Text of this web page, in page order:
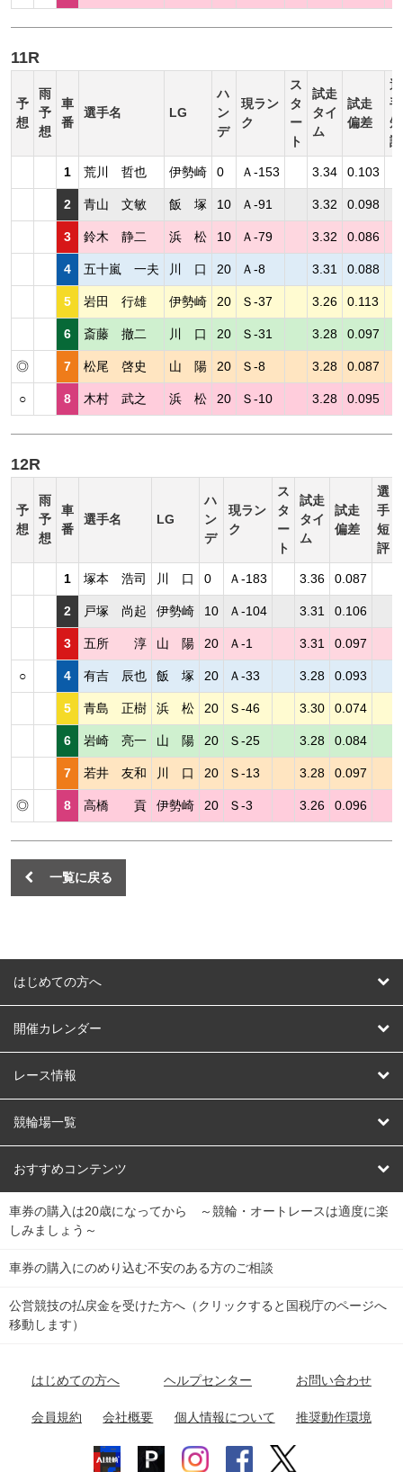
11R
予
想
雨
予
想
車
番
選手名 LG
ハ
ン
デ
現ラン
ク
ス
タ
ー
ト
試走
タイ
ム
試走
偏差
選
手
短
評
1 荒川 哲也 伊勢崎 0 Ａ-153 3.34 0.103
2 青山 文敏 飯 塚 10 Ａ-91 3.32 0.098
3 鈴木 静二 浜 松 10 Ａ-79 3.32 0.086
4 五十嵐 一夫 川 口 20 Ａ-8 3.31 0.088
5 岩田 行雄 伊勢崎 20 Ｓ-37 3.26 0.113
6 斎藤 撤二 川 口 20 Ｓ-31 3.28 0.097
◎ 7 松尾 啓史 山 陽 20 Ｓ-8 3.28 0.087
○ 8 木村 武之 浜 松 20 Ｓ-10 3.28 0.095
12R
予
想
雨
予
想
車
番
選手名 LG
ハ
ン
デ
現ラン
ク
ス
タ
ー
ト
試走
タイ
ム
試走
偏差
選
手
短
評
1 塚本 浩司 川 口 0 Ａ-183 3.36 0.087
2 戸塚 尚起 伊勢崎 10 Ａ-104 3.31 0.106
3 五所 淳 山 陽 20 Ａ-1 3.31 0.097
○ 4 有吉 辰也 飯 塚 20 Ａ-33 3.28 0.093
5 青島 正樹 浜 松 20 Ｓ-46 3.30 0.074
6 岩崎 亮一 山 陽 20 Ｓ-25 3.28 0.084
7 若井 友和 川 口 20 Ｓ-13 3.28 0.097
◎ 8 高橋 貢 伊勢崎 20 Ｓ-3 3.26 0.096
一覧に戻る
はじめての方へ
はじめての方へ
開催カレンダー
競輪
オートレース
競輪くじ
Dokanto!
チャリロトプラザ
レース情報
レース予想
レース結果
キャリーオーバー一覧
競輪場一覧
北日本 函館競輪場
関
東
弥彦競輪場 前橋競輪場 取手競輪場 宇都宮競輪場
関
東
小田原競輪場
名古屋競輪場 岐阜競輪場 大垣競輪場 豊橋競輪場
富山競輪場 松阪競輪場 四日市競輪場
福井競輪場 奈良競輪場 向日町競輪場
おすすめコンテンツ
競輪選手情報
Perfecta Navi
netkeirin
車券の購入は20歳になってから ～競輪・オートレースは適度に楽
しみましょう～
車券の購入にのめり込む不安のある方のご相談
公営競技の払戻金を受けた方へ（クリックすると国税庁のページへ
移動します）
はじめての方へ ヘルプセンター お問い合わせ
会員規約 会社概要 個人情報について 推奨動作環境